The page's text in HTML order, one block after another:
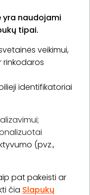
yra naudojami
tipai.
veikimui,
rinkodaros
identifikatoriai
(pvz.,
pat pakeisti ar
čia Slapukų
politika